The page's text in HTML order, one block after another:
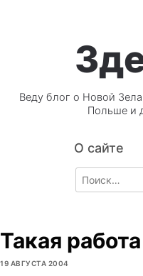
Веду блог о Новой
Польше и
О сайте
Search
for:
Такая работа
19 АВГУСТА 2004